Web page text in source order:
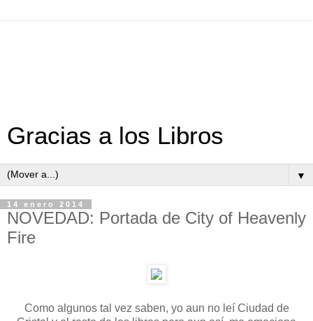
Gracias a los Libros
▼
14 enero 2014
NOVEDAD: Portada de City of Heavenly
Fire
Como algunos tal vez saben, yo aun no leí Ciudad de